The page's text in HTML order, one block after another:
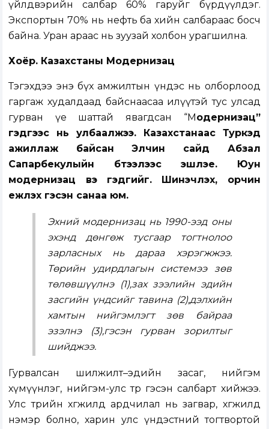
үйлдвэрийн салбар 60% гаруйг бүрдүүлдэг.
Экспортын 70% нь нефть ба хийн салбараас босч
байна. Уран араас нь зуузай холбон урагшилна.
Хоёр. Казахстаны Модернизац
Тэгэхдээ энэ бүх амжилтын үндэс нь олборлоод
гаргаж худалдаад байснаасаа илүүтэй тус улсад
гурван үе шаттай явагдсан “М одернизац”
гэдгээс нь улбаалжээ. Казахстанаас Туркэд
ажиллаж байсан Элчин сайд Абзал
Сапарбекулыйн бүтээлээс эшлэе. Юун
модернизац вэ гэдгийг. Шинэчлэх, орчин
үежүүлэх гэсэн санаа юм.
Эхний модернизац нь 1990-ээд оны
эхэнд дөнгөж тусгаар тогтнолоо
зарласных нь дараа хэрэгжжээ.
Төрийн удирдлагын системээ зөв
төлөвшүүлнэ (1),зах зээлийн эдийн
засгийн үндсийг тавина (2),дэлхийн
хамтын нийгэмлэгт зөв байраа
эзэлнэ (3),гэсэн гурван зорилтыг
шийджээ.
Гурвалсан шилжилт–эдийн засаг, нийгэм
хүмүүнлэг, нийгэм-улс төр гэсэн салбарт хийжээ.
Улс төрийн хөгжилд ардчилал нь загвар, хөгжилд
нэмэр болно, харин улс үндэстний тогтвортой